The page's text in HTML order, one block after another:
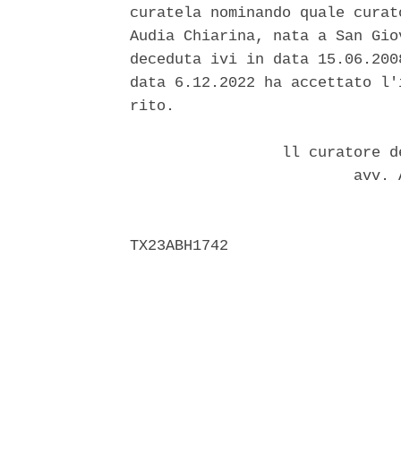
curatela nominando quale
Audia Chiarina, nata a San
deceduta ivi in data
data 6.12.2022 ha accettato
rito.
ll curatore